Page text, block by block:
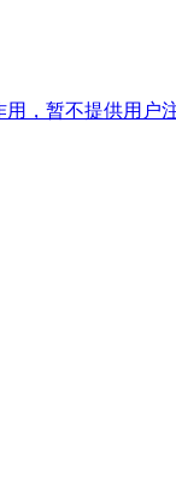
，暂不提供用户